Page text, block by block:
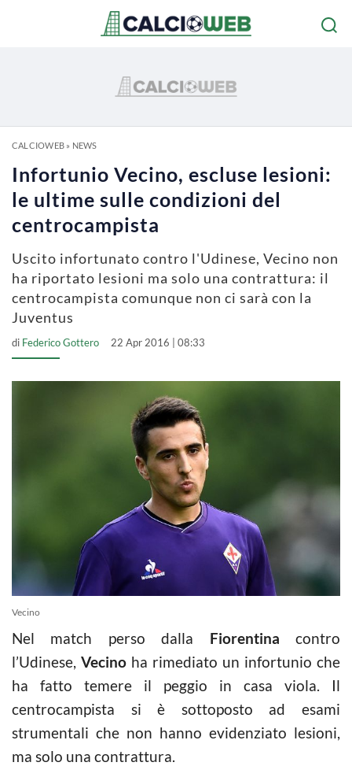
CALCIOWEB» NEWS
Infortunio Vecino, escluse lesioni:
le ultime sulle condizioni del
centrocampista
Uscito infortunato contro l'Udinese, Vecino non
ha riportato lesioni ma solo una contrattura: il
centrocampista comunque non ci sarà con la
Juventus
di Federico Gottero 22 Apr 2016 | 08:33
Vecino
Nel match perso dalla Fiorentina contro
l’Udinese, Vecino ha rimediato un infortunio che
ha fatto temere il peggio in casa viola. Il
centrocampista si è sottoposto ad esami
strumentali che non hanno evidenziato lesioni,
ma solo una contrattura.